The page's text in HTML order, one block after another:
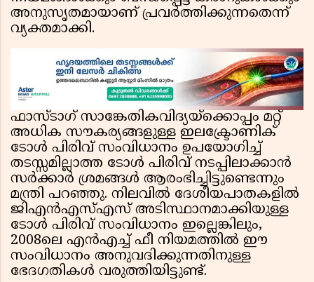
അനുസൃതമായാണ് പ്രവർത്തിക്കുന്നതെന്ന്
വ്യക്തമാക്കി.
ഫാസ്‌ടാഗ് സാങ്കേതികവിദ്യയ്‌ക്കൊപ്പം മറ്റ്
അധിക സൗകര്യങ്ങളുള്ള ഇലക്ട്രോണിക്
ടോൾ പിരിവ് സംവിധാനം ഉപയോഗിച്ച്
തടസ്സമില്ലാത്ത ടോൾ പിരിവ് നടപ്പിലാക്കാൻ
സർക്കാർ ശ്രമങ്ങൾ ആരംഭിച്ചിട്ടുണ്ടെന്നും
മന്ത്രി പറഞ്ഞു. നിലവിൽ ദേശീയപാതകളിൽ
ജിഎൻഎസ്എസ് അടിസ്ഥാനമാക്കിയുള്ള
ടോൾ പിരിവ് സംവിധാനം ഇല്ലെങ്കിലും,
2008ലെ എൻഎച്ച് ഫീ നിയമത്തിൽ ഈ
സംവിധാനം അനുവദിക്കുന്നതിനുള്ള
ഭേദഗതികൾ വരുത്തിയിട്ടുണ്ട്.